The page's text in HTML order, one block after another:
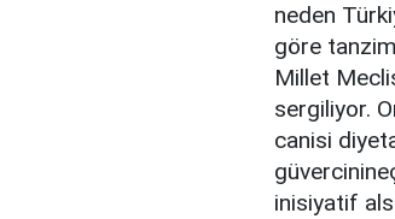
neden
göre
Millet
sergiliyor.
canisi
inisiyatif